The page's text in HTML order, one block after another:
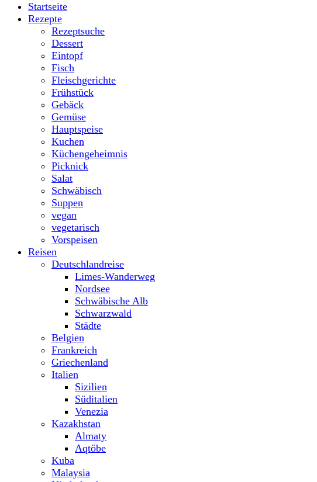
Startseite
Rezepte
Rezeptsuche
Dessert
Eintopf
Fisch
Fleischgerichte
Frühstück
Gebäck
Gemüse
Hauptspeise
Kuchen
Küchengeheimnis
Picknick
Salat
Schwäbisch
Suppen
vegan
vegetarisch
Vorspeisen
Reisen
Deutschlandreise
Limes-Wanderweg
Nordsee
Schwäbische Alb
Schwarzwald
Städte
Belgien
Frankreich
Griechenland
Italien
Sizilien
Süditalien
Venezia
Kazakhstan
Almaty
Aqtöbe
Kuba
Malaysia